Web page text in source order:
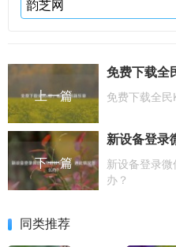
上一篇
免费下载全
免费下载全
下一篇
新设备登录
办？
同类推荐